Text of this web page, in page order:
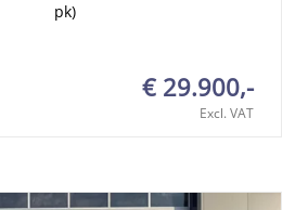
pk)
€ 29.900,-
Excl. VAT